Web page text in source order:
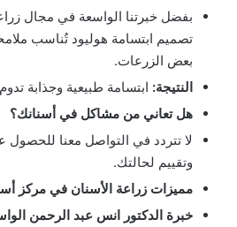
بفضل خبرتنا الواسعة في مجال
تصميم ابتسامة هوليود تُناسب
بعض الزرعات.
النتيجة: ابتسامة طبيعية وجذابة
هل تعاني من مشاكل في أسنانك؟
لا تتردد في التواصل معنا للحصول
وتقييم لحالتك.
مميزات زراعة الأسنان في مركز
خبرة الدكتور انس عبد الرحمن